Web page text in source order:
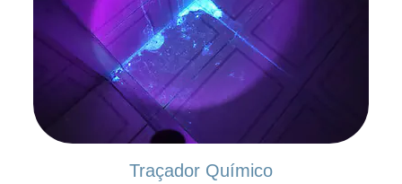
Traçador Químico